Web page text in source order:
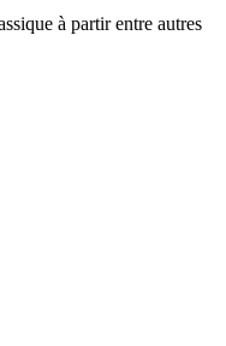
à partir entre autres